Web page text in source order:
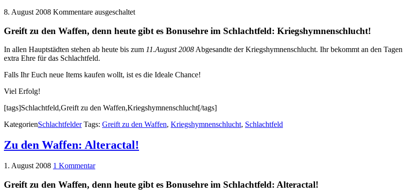
8. August 2008 Kommentare ausgeschaltet
Greift zu den Waffen, denn heute gibt es Bonusehre im Schlachtfeld: Kriegshymnenschlucht!
In allen Hauptstädten stehen ab heute bis zum 11.August 2008Abgesandte der Kriegshymnenschlucht. Ihr bekommt an den Tagen
extra Ehre für das Schlachtfeld.
Falls Ihr Euch neue Items kaufen wollt, ist es die Ideale Chance!
Viel Erfolg!
[tags]Schlachtfeld,Greift zu den Waffen,Kriegshymnenschlucht[/tags]
KategorienSchlachtfelder Tags: Greift zu den Waffen, Kriegshymnenschlucht, Schlachtfeld
Zu den Waffen: Alteractal!
1. August 2008 1 Kommentar
Greift zu den Waffen, denn heute gibt es Bonusehre im Schlachtfeld: Alteractal!